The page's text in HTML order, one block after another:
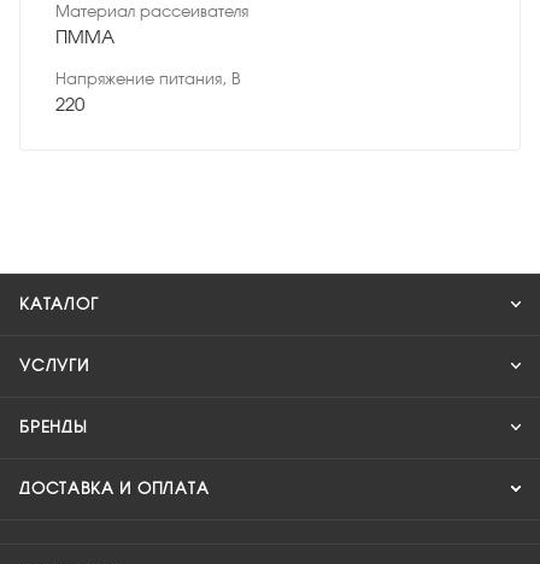
Материал рассеивателя
ПММА
Напряжение питания, В
220
КАТАЛОГ
УСЛУГИ
БРЕНДЫ
ДОСТАВКА И ОПЛАТА